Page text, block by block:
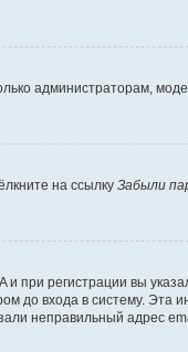
администраторам,
на ссылку Забыли
регистрации вы
до входа в систему. Эта
неправильный адрес